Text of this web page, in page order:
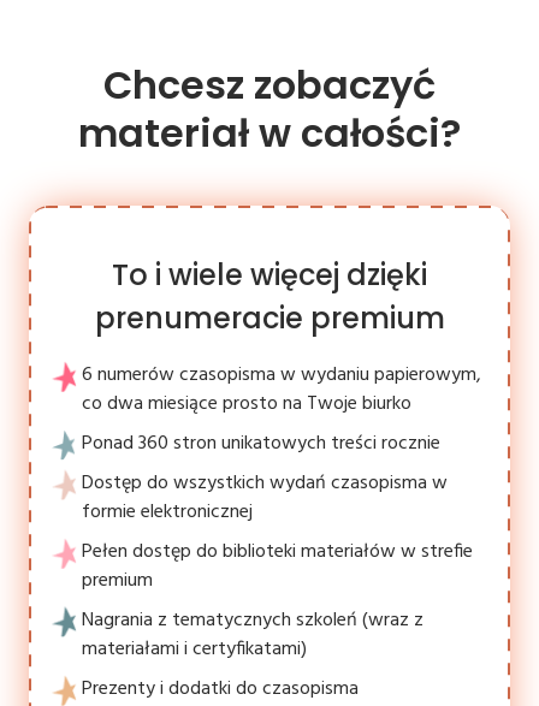
Chcesz zobaczyć
materiał w całości?
To i wiele więcej dzięki
prenumeracie premium
6 numerów czasopisma w wydaniu papierowym,
co dwa miesiące prosto na Twoje biurko
Ponad 360 stron unikatowych treści rocznie
Dostęp do wszystkich wydań czasopisma w
formie elektronicznej
Pełen dostęp do biblioteki materiałów w strefie
premium
Nagrania z tematycznych szkoleń (wraz z
materiałami i certyfikatami)
Prezenty i dodatki do czasopisma